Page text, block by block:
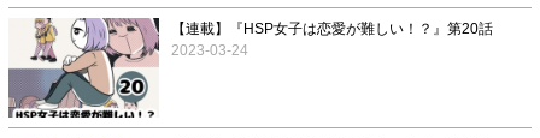
【連載】『HSP女子は恋愛が難しい！？』第20話
2023-03-24